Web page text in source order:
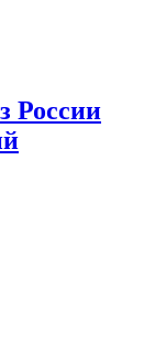
России